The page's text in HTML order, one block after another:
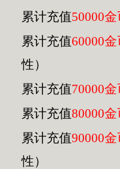
累计充值50000
累计充值60000
性）
累计充值70000
累计充值80000
累计充值90000
性）